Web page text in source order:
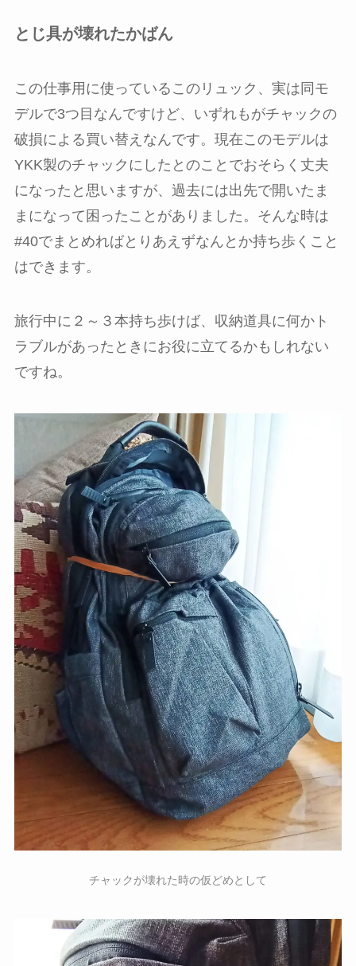
とじ具が壊れたかばん
この仕事用に使っているこのリュック、実は同モ
デルで3つ目なんですけど、いずれもがチャックの
破損による買い替えなんです。現在このモデルは
YKK製のチャックにしたとのことでおそらく丈夫
になったと思いますが、過去には出先で開いたま
まになって困ったことがありました。そんな時は
#40でまとめればとりあえずなんとか持ち歩くこと
はできます。
旅行中に２～３本持ち歩けば、収納道具に何かト
ラブルがあったときにお役に立てるかもしれない
ですね。
チャックが壊れた時の仮どめとして